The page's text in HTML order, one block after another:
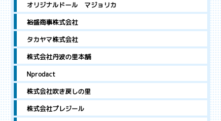
オリジナルドール マジョリカ
裕盛商事株式会社
タカヤマ株式会社
株式会社丹波の里本舗
Nprodact
株式会社吹き戻しの里
株式会社プレジール